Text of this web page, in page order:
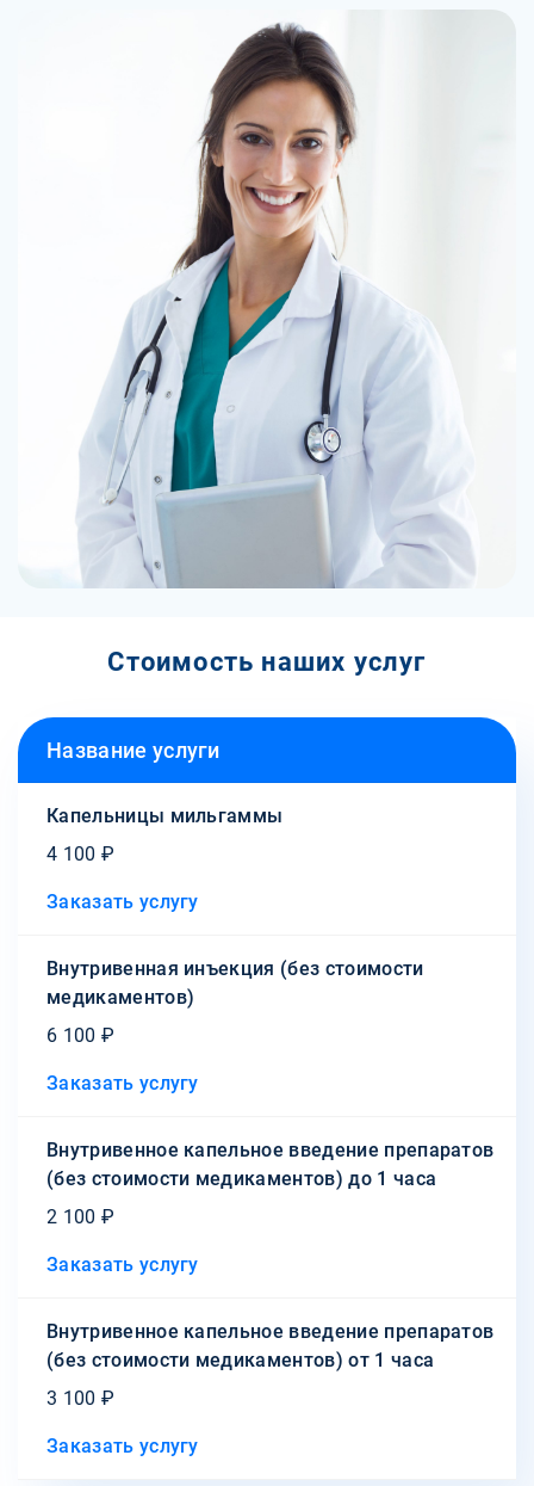
Стоимость наших услуг
Название услуги
Капельницы мильгаммы
4 100 ₽
Заказать услугу
Внутривенная инъекция (без стоимости
медикаментов)
6 100 ₽
Заказать услугу
Внутривенное капельное введение препаратов
(без стоимости медикаментов) до 1 часа
2 100 ₽
Заказать услугу
Внутривенное капельное введение препаратов
(без стоимости медикаментов) от 1 часа
3 100 ₽
Заказать услугу